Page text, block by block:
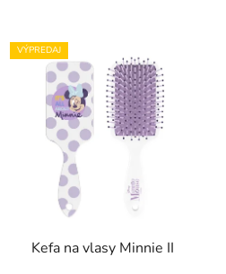
VÝPREDAJ
Kefa na vlasy Minnie II